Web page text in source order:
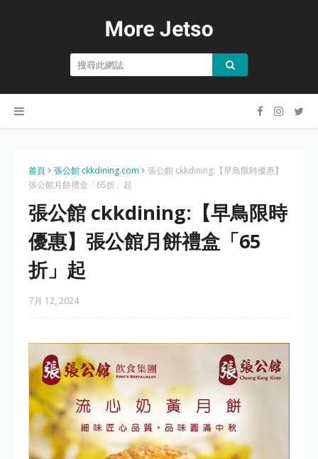
首頁 張公館 ckkdining.com
張公館 ckkdining:【早鳥限時優惠】
張公館月餅禮盒「65折」起
張公館 ckkdining:【早鳥限時
優惠】張公館月餅禮盒「65
折」起
7月 12, 2024